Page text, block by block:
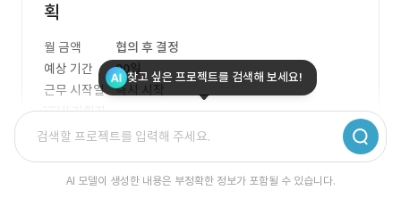
획
월 금액
협의 후 결정
예상 기간
90일
근무 시작일
즉시 시작
UI 기획자
미드 레벨 외 1개
프로젝트는 대고객 서비스 및 연결된 어드민 화면의
찾고 싶은 프로젝트를 검색해 보세요!
AI 모델이 생성한 내용은 부정확한 정보가 포함될 수 있습니다.